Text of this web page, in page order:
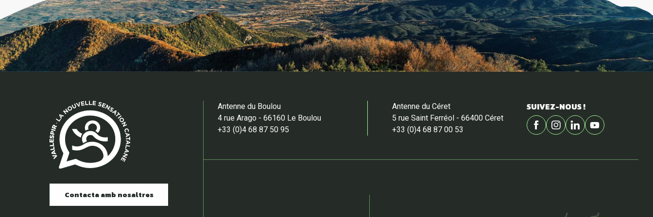
Contacta amb nosaltres
Antenne du Boulou
4 rue Arago - 66160 Le Boulou
+33 (0)4 68 87 50 95
Antenne du Céret
5 rue Saint Ferréol - 66400 Céret
+33 (0)4 68 87 00 53
SUIVEZ-NOUS !